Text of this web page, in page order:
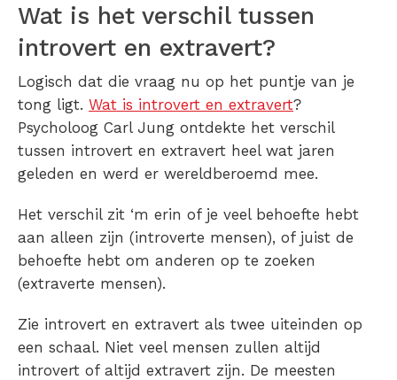
Wat is het verschil tussen
introvert en extravert?
Logisch dat die vraag nu op het puntje van je
tong ligt. Wat is introvert en extravert?
Psycholoog Carl Jung ontdekte het verschil
tussen introvert en extravert heel wat jaren
geleden en werd er wereldberoemd mee.
Het verschil zit ‘m erin of je veel behoefte hebt
aan alleen zijn (introverte mensen), of juist de
behoefte hebt om anderen op te zoeken
(extraverte mensen).
Zie introvert en extravert als twee uiteinden op
een schaal. Niet veel mensen zullen altijd
introvert of altijd extravert zijn. De meesten